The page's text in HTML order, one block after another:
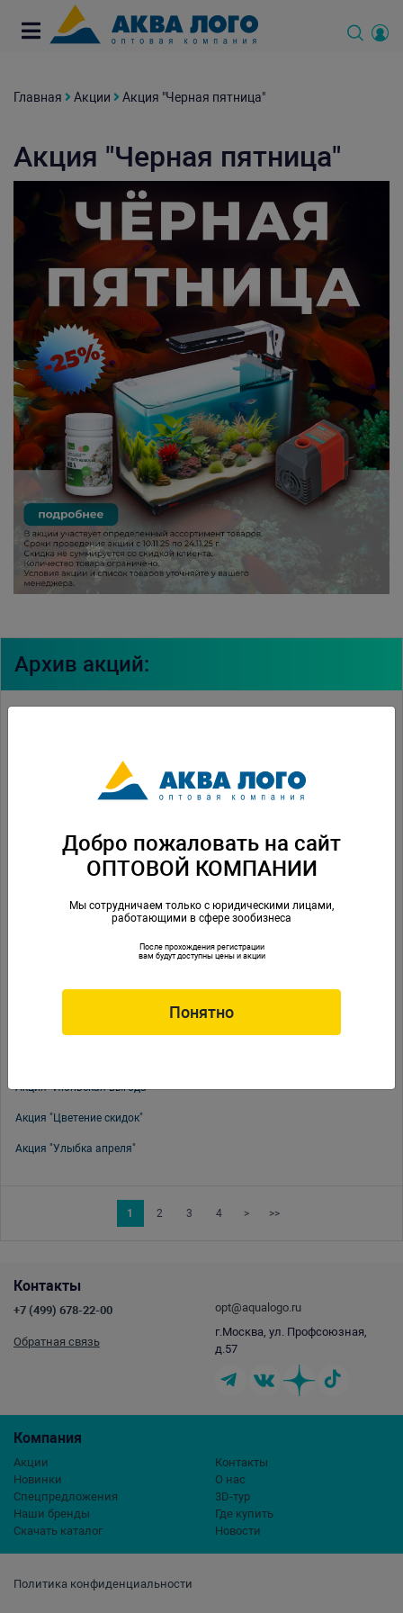
Главная Акции Акция "Черная пятница"
Акция "Черная пятница"
Архив акций:
Акция "Майский бриз"
Акция "Мартовские скидки"
Акция "Выгодный аквариум с Tetra"
Акция "Январь - Снегопад скидок"
Акция "ПаркЗоо 2025"
Акция "Июньская выгода"
Акция "Цветение скидок"
Акция "Улыбка апреля"
1 2 3 4 > >>
Политика конфиденциальности
Компания
Акции
Новинки
Спецпредложения
Наши бренды
Скачать каталог
Контакты
О нас
3D-тур
Где купить
Новости
Контакты
+7 (499) 678-22-00
Обратная связь
opt@aqualogo.ru
г.Москва, ул. Профсоюзная,
д.57
Добро пожаловать на сайт
ОПТОВОЙ КОМПАНИИ
Мы сотрудничаем только с юридическими лицами,
работающими в сфере зообизнеса
После прохождения регистрации
вам будут доступны цены и акции
Понятно